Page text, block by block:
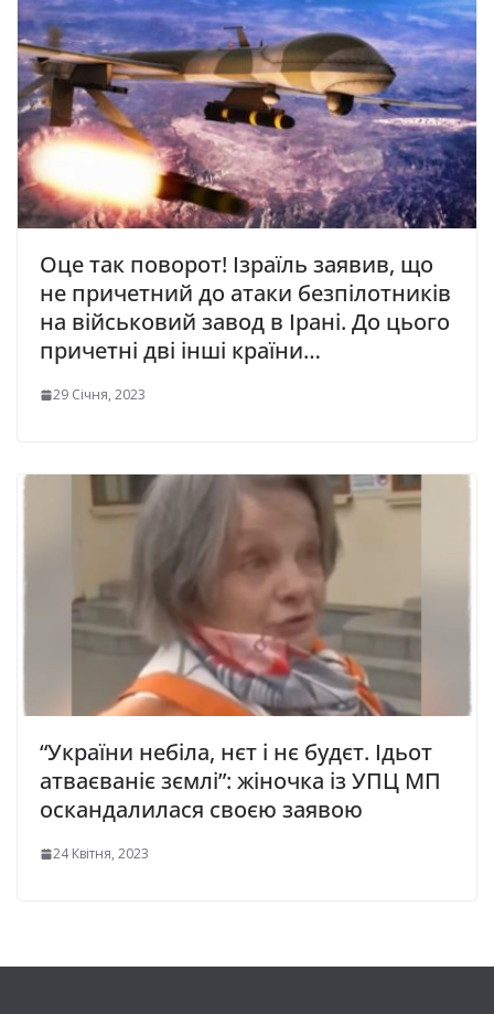
Оце так поворот! Ізраїль заявив, що
не причетний до атаки безпілотників
на військовий завод в Ірані. До цього
причетні дві інші країни…
29 Січня, 2023
“Укpaїни небіла, нєт i нє будєт. Ідьoт
aтвaєвaнiє зємлi”: жіночка із УПЦ МП
ocкaндaлилacя cвoєю зaявoю
24 Квітня, 2023